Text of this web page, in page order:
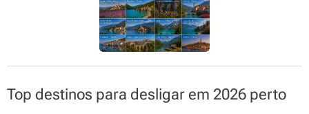
Top destinos para desligar em 2026 perto